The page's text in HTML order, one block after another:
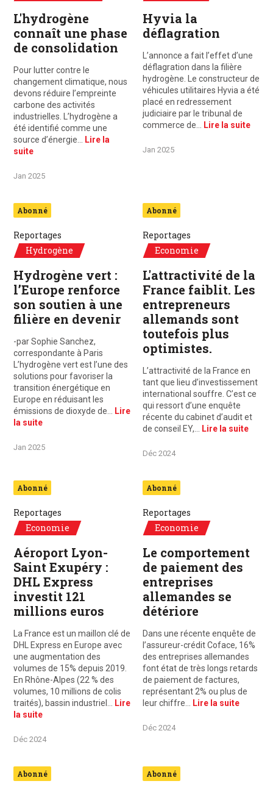
L'hydrogène
connaît une phase
de consolidation
Pour lutter contre le
changement climatique, nous
devons réduire l’empreinte
carbone des activités
industrielles. L’hydrogène a
été identifié comme une
source d’énergie…
Lire la
suite
Jan 2025
Hyvia la
déflagration
L’annonce a fait l’effet d’une
déflagration dans la filière
hydrogène. Le constructeur de
véhicules utilitaires Hyvia a été
placé en redressement
judiciaire par le tribunal de
commerce de…
Lire la suite
Jan 2025
Abonné
Reportages
Hydrogène
Hydrogène vert :
l’Europe renforce
son soutien à une
filière en devenir
-par Sophie Sanchez,
correspondante à Paris
L’hydrogène vert est l’une des
solutions pour favoriser la
transition énergétique en
Europe en réduisant les
émissions de dioxyde de…
Lire
la suite
Jan 2025
Abonné
Reportages
Economie
L'attractivité de la
France faiblit. Les
entrepreneurs
allemands sont
toutefois plus
optimistes.
L’attractivité de la France en
tant que lieu d’investissement
international souffre. C’est ce
qui ressort d’une enquête
récente du cabinet d’audit et
de conseil EY,…
Lire la suite
Déc 2024
Abonné
Reportages
Economie
Aéroport Lyon-
Saint Exupéry :
DHL Express
investit 121
millions euros
La France est un maillon clé de
DHL Express en Europe avec
une augmentation des
volumes de 15% depuis 2019.
En Rhône-Alpes (22 % des
volumes, 10 millions de colis
traités), bassin industriel…
Lire
la suite
Déc 2024
Abonné
Reportages
Economie
Le comportement
de paiement des
entreprises
allemandes se
détériore
Dans une récente enquête de
l’assureur-crédit Coface, 16%
des entreprises allemandes
font état de très longs retards
de paiement de factures,
représentant 2% ou plus de
leur chiffre…
Lire la suite
Déc 2024
Abonné Abonné